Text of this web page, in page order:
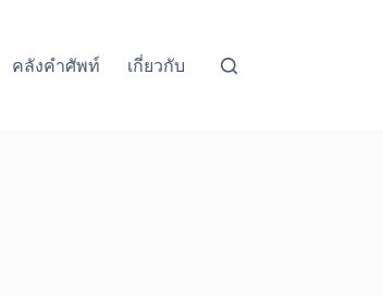
คลังคำศัพท์ เกี่ยวกับ